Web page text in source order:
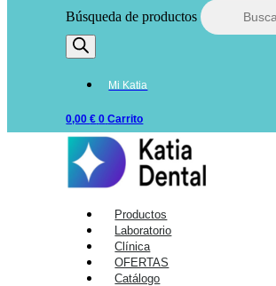
Búsqueda de productos
Mi Katia
0,00€ 0 Carrito
Productos
Laboratorio
Clínica
OFERTAS
Catálogo